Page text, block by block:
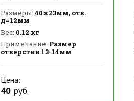
Размеры: 40х23мм, отв.
д=12мм
Вес: 0.12 кг
Примечание: Размер
отверстия 13-14мм
Цена:
40 руб.